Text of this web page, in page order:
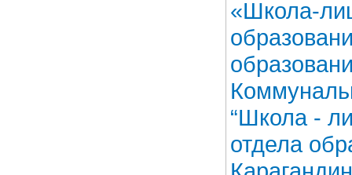
«Школа-
“Школа -
отдела